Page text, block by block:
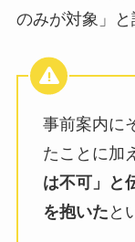
のみが対象」と
事前案内に
たことに加
は不可」と
を抱いた と